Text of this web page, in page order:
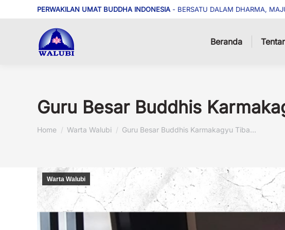
PERWAKILAN UMAT BUDDHA INDONESIA - BERSATU DALAM DHARMA,
Beranda
Guru Besar Buddhis
You are here:
Home Warta Walubi Guru Besar Buddhis Karmakagyu Tiba…
Warta Walubi